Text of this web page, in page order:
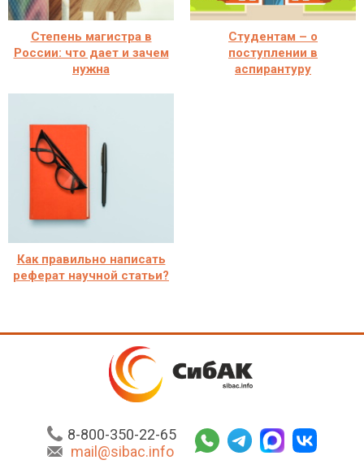
Степень магистра в
России: что дает и зачем
нужна
Студентам – о
поступлении в
аспирантуру
Как правильно написать
реферат научной статьи?
8-800-350-22-65
mail@sibac.info